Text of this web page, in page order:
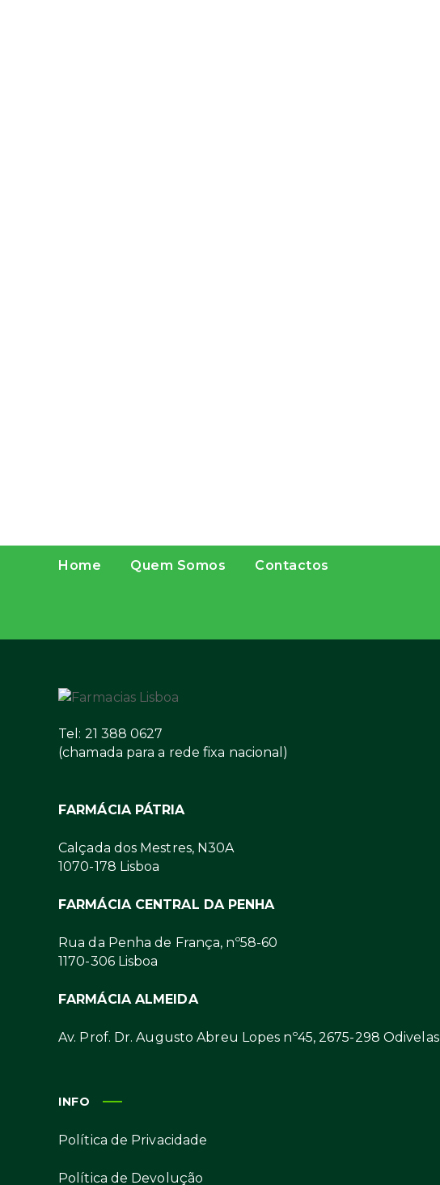
Home Quem Somos Contactos
Tel: 21 388 0627
(chamada para a rede fixa nacional)
FARMÁCIA PÁTRIA
Calçada dos Mestres, N30A
1070-178 Lisboa
FARMÁCIA CENTRAL DA PENHA
Rua da Penha de França, nº58-60
1170-306 Lisboa
FARMÁCIA ALMEIDA
Av. Prof. Dr. Augusto Abreu Lopes nº45, 2675-298 Odivelas
INFO
Política de Privacidade
Política de Devolução